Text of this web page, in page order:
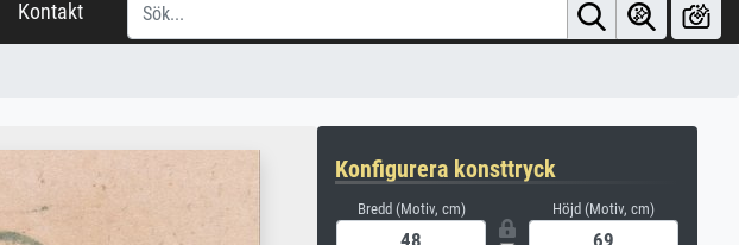
Kontakt
Konfigurera konsttryck
Bredd (Motiv, cm) Höjd (Motiv, cm)